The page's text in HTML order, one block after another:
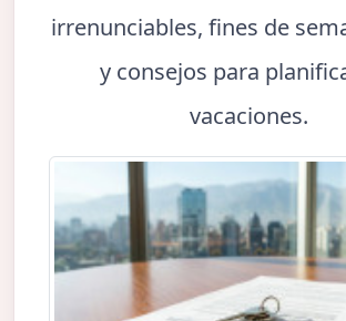
irrenunciables, fines de
y consejos para
vacaciones.